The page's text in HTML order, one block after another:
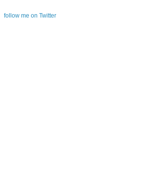
follow me on Twitter